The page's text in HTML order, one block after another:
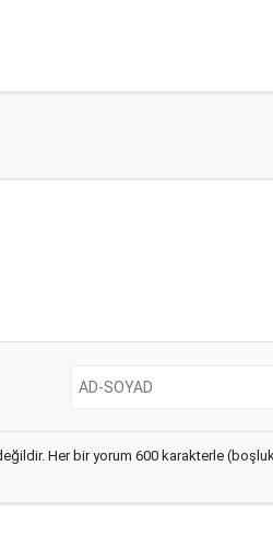
Her bir yorum 600 karakterle